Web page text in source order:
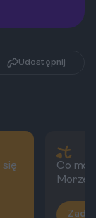
Udostępnij
się
Co